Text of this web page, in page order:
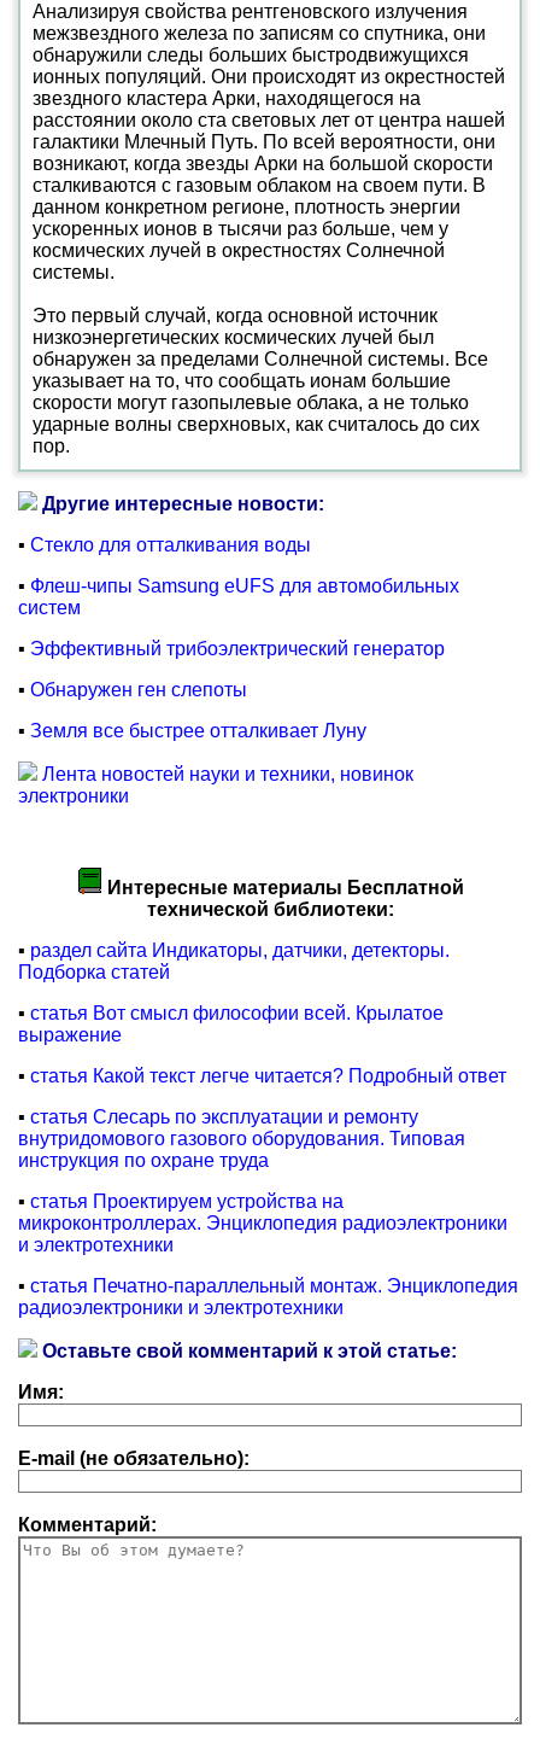
Анализируя свойства рентгеновского излучения
межзвездного железа по записям со спутника, они
обнаружили следы больших быстродвижущихся
ионных популяций. Они происходят из окрестностей
звездного кластера Арки, находящегося на
расстоянии около ста световых лет от центра нашей
галактики Млечный Путь. По всей вероятности, они
возникают, когда звезды Арки на большой скорости
сталкиваются с газовым облаком на своем пути. В
данном конкретном регионе, плотность энергии
ускоренных ионов в тысячи раз больше, чем у
космических лучей в окрестностях Солнечной
системы.
Это первый случай, когда основной источник
низкоэнергетических космических лучей был
обнаружен за пределами Солнечной системы. Все
указывает на то, что сообщать ионам большие
скорости могут газопылевые облака, а не только
ударные волны сверхновых, как считалось до сих
пор.
Другие интересные новости:
▪ Стекло для отталкивания воды
▪ Флеш-чипы Samsung eUFS для автомобильных
систем
▪ Эффективный трибоэлектрический генератор
▪ Обнаружен ген слепоты
▪ Земля все быстрее отталкивает Луну
Лента новостей науки и техники, новинок
электроники
Интересные материалы Бесплатной
технической библиотеки:
▪ раздел сайта Индикаторы, датчики, детекторы.
Подборка статей
▪ статья Вот смысл философии всей. Крылатое
выражение
▪ статья Какой текст легче читается? Подробный ответ
▪ статья Слесарь по эксплуатации и ремонту
внутридомового газового оборудования. Типовая
инструкция по охране труда
▪ статья Проектируем устройства на
микроконтроллерах. Энциклопедия радиоэлектроники
и электротехники
▪ статья Печатно-параллельный монтаж. Энциклопедия
радиоэлектроники и электротехники
Оставьте свой комментарий к этой статье:
Имя:
E-mail (не обязательно):
Комментарий: